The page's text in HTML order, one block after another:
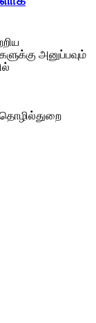
அனுப்பவும்